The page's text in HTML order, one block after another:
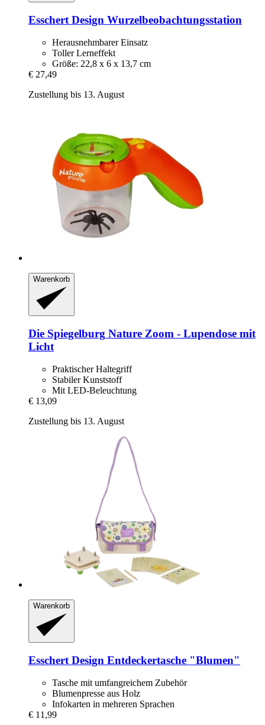
Esschert Design Wurzelbeobachtungsstation
Herausnehmbarer Einsatz
Toller Lerneffekt
Größe: 22,8 x 6 x 13,7 cm
€ 27,49
Zustellung bis 13. August
Warenkorb
Die Spiegelburg Nature Zoom -​ Lupendose mit
Licht
Praktischer Haltegriff
Stabiler Kunststoff
Mit LED-Beleuchtung
€ 13,09
Zustellung bis 13. August
Warenkorb
Esschert Design Entdeckertasche "Blumen"
Tasche mit umfangreichem Zubehör
Blumenpresse aus Holz
Infokarten in mehreren Sprachen
€ 11,99